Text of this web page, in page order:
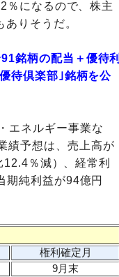
％になるので、株主
りそうだ。
銘柄の配当＋優待利
待倶楽部｣銘柄を公
エネルギー事業な
績予想は、売上高が
％減）、経常利
期純利益が94億円
権利確定月
9月末